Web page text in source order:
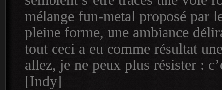
mélange fun-metal proposé par
pleine forme, une ambiance
tout ceci a eu comme résultat
allez, je ne peux plus résister :
[Indy]